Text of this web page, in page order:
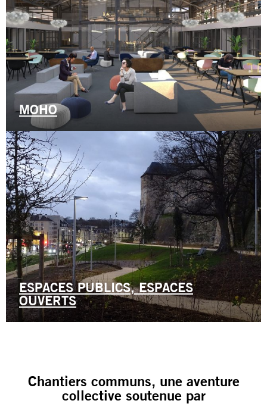
MOHO
ESPACES PUBLICS, ESPACES
OUVERTS
Chantiers communs, une aventure
collective soutenue par